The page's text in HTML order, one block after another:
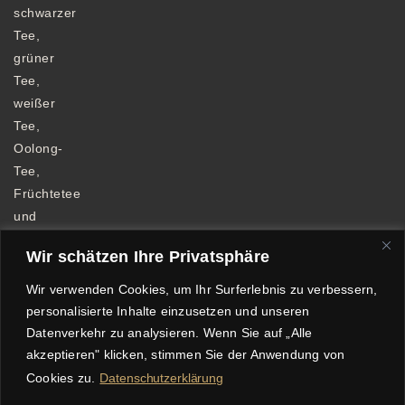
Wir schätzen Ihre Privatsphäre
Wir verwenden Cookies, um Ihr Surferlebnis zu verbessern,
personalisierte Inhalte einzusetzen und unseren
Datenverkehr zu analysieren. Wenn Sie auf „Alle
akzeptieren" klicken, stimmen Sie der Anwendung von
Cookies zu.
Datenschutzerklärung
schwarzer
Tee,
grüner
Tee,
weißer
Tee,
Oolong-
Tee,
Früchtetee
und
Allgemeine Geschäftsbedingungen
DatenschutzerklärungImpressum
Echtheit von Bewertungen